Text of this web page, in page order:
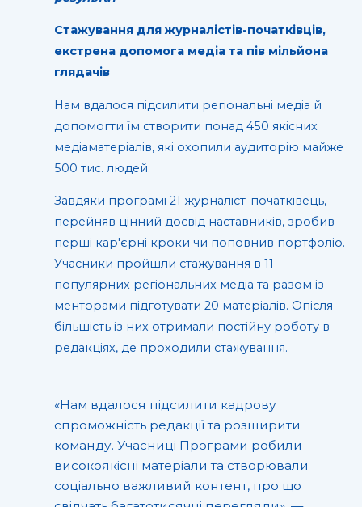
Стажування для журналістів-початківців,
екстрена допомога медіа та пів мільйона
глядачів
Нам вдалося підсилити регіональні медіа й
допомогти їм створити понад 450 якісних
медіаматеріалів, які охопили аудиторію майже
500 тис. людей.
Завдяки програмі 21 журналіст-початківець,
перейняв цінний досвід наставників, зробив
перші кар'єрні кроки чи поповнив портфоліо.
Учасники пройшли стажування в 11
популярних регіональних медіа та разом із
менторами підготувати 20 матеріалів. Опісля
більшість із них отримали постійну роботу в
редакціях, де проходили стажування.
«Нам вдалося підсилити кадрову
спроможність редакції та розширити
команду. Учасниці Програми робили
високоякісні матеріали та створювали
соціально важливий контент, про що